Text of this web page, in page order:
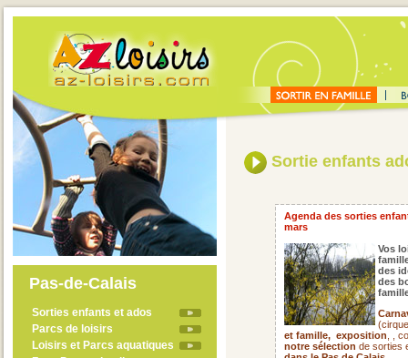
Pas-de-Calais
Sorties enfants et ados
Parcs de loisirs
Loisirs et Parcs aquatiques
Sortie enfants
Agenda des sorties
mars
Vos
des
des
et famille, exposition , ,
notre sélection de sorties